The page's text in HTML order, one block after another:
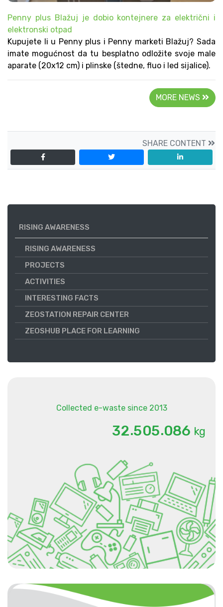
Penny plus Blažuj je dobio kontejnere za električni i
elektronski otpad
Kupujete li u Penny plus i Penny marketi Blažuj? Sada
imate mogućnost da tu besplatno odložite svoje male
aparate (20x12 cm) i plinske (štedne, fluo i led sijalice).
MORE NEWS
SHARE CONTENT
RISING AWARENESS
RISING AWARENESS
PROJECTS
ACTIVITIES
INTERESTING FACTS
ZEOSTATION REPAIR CENTER
ZEOSHUB PLACE FOR LEARNING
Collected e-waste since 2013
32.505.086 kg